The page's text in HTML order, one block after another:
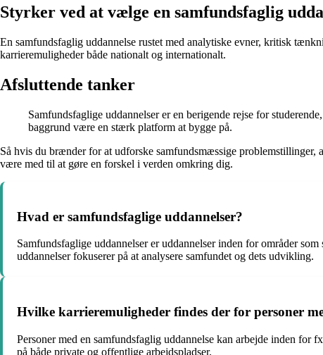
Styrker ved at vælge en samfundsfaglig
En samfundsfaglig uddannelse rustet med analytiske evner, kritisk
karrieremuligheder både nationalt og internationalt.
Afsluttende tanker
Samfundsfaglige uddannelser er en berigende rejse for
baggrund være en stærk platform at bygge på.
Så hvis du brænder for at udforske samfundsmæssige
være med til at gøre en forskel i verden omkring dig.
Hvad er samfundsfaglige uddannelser?
Samfundsfaglige uddannelser er uddannelser inden for områder
uddannelser fokuserer på at analysere samfundet og dets udvikling.
Hvilke karrieremuligheder findes der for personer
Personer med en samfundsfaglig uddannelse kan arbejde inden for
på både private og offentlige arbejdspladser.